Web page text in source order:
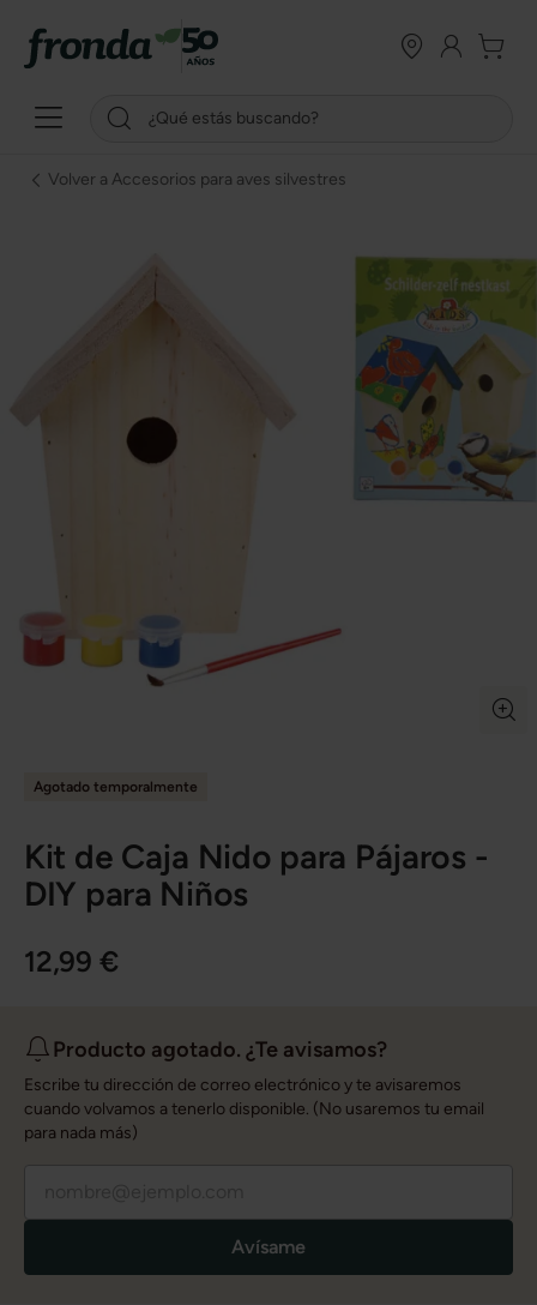
Volver a Accesorios para aves silvestres
Agotado temporalmente
Kit de Caja Nido para Pájaros -
DIY para Niños
12,99 €
Producto agotado. ¿Te avisamos?
Escribe tu dirección de correo electrónico y te avisaremos
cuando volvamos a tenerlo disponible. (No usaremos tu email
para nada más)
Avísame